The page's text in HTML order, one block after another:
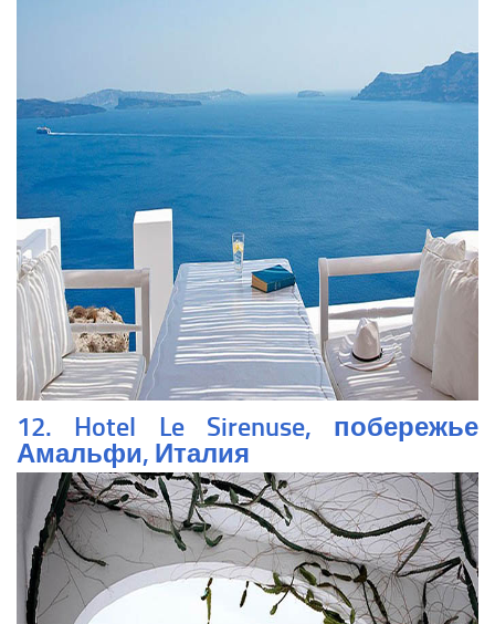
12. Hotel Le Sirenuse, побережье
Амальфи, Италия